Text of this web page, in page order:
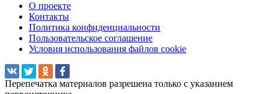
О проекте
Контакты
Политика конфиденциальности
Пользовательское соглашение
Условия использования файлов cookie
Перепечатка материалов разрешена только с указанием